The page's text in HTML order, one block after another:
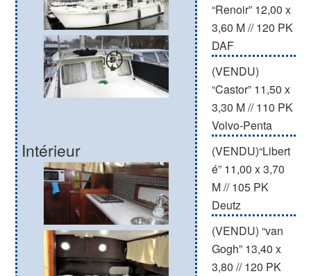
Intérieur
“Renoir” 12,00 x
3,60 M // 120 PK
DAF
(VENDU)
“Castor” 11,50 x
3,30 M // 110 PK
Volvo-Penta
(VENDU)“Libert
é” 11,00 x 3,70
M // 105 PK
Deutz
(VENDU) “van
Gogh” 13,40 x
3,80 // 120 PK